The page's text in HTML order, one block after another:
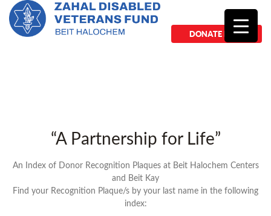
DONATE NOW
“A Partnership for Life”
An Index of Donor Recognition Plaques at Beit Halochem Centers
and Beit Kay
Find your Recognition Plaque/s by your last name in the following
index: